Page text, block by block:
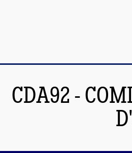
CDA92 -